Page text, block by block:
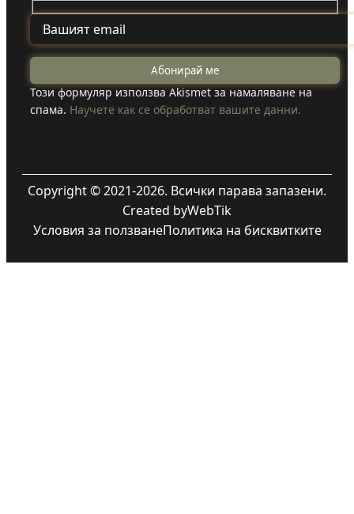
Този формуляр използва Akismet за намаляване на
спама. Научете как се обработват вашите данни.
Copyright © 2021-2026. Всички парава запазени.
Created byWebTik
Условия за ползванеПолитика на бисквитките